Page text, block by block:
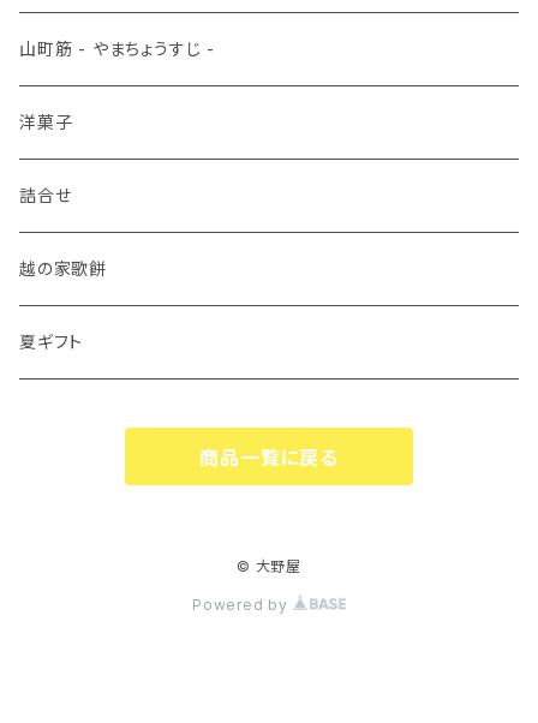
山町筋 - やまちょうすじ -
洋菓子
詰合せ
越の家歌餅
夏ギフト
商品一覧に戻る
© 大野屋
Powered by